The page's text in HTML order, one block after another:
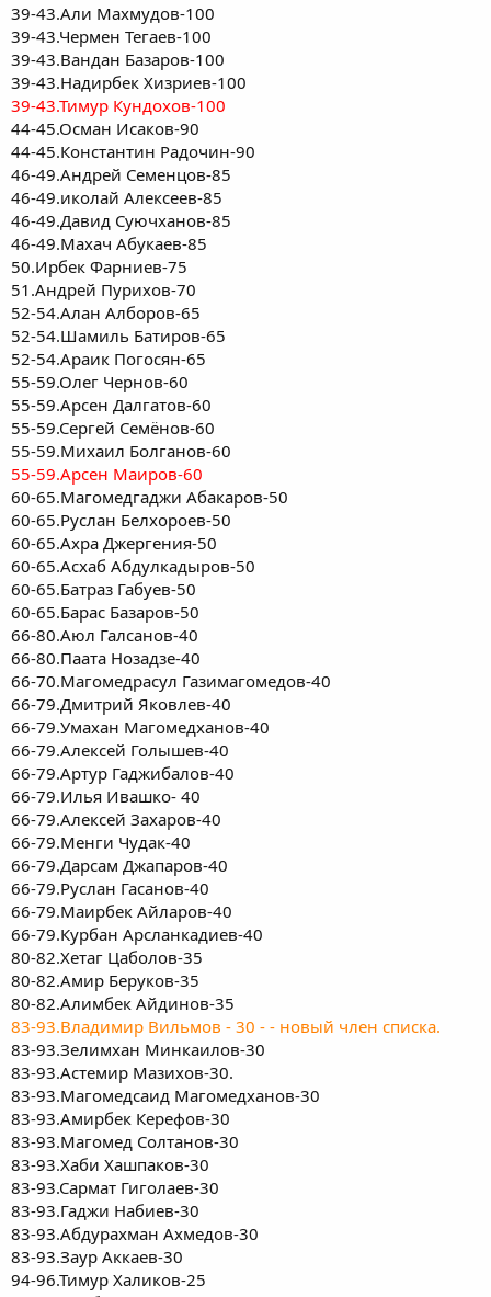
39-43.Али Махмудов-100
39-43.Чермен Тегаев-100
39-43.Вандан Базаров-100
39-43.Надирбек Хизриев-100
39-43.Тимур Кундохов-100
44-45.Осман Исаков-90
44-45.Константин Радочин-90
46-49.Андрей Семенцов-85
46-49.иколай Алексеев-85
46-49.Давид Суючханов-85
46-49.Махач Абукаев-85
50.Ирбек Фарниев-75
51.Андрей Пурихов-70
52-54.Алан Алборов-65
52-54.Шамиль Батиров-65
52-54.Араик Погосян-65
55-59.Олег Чернов-60
55-59.Арсен Далгатов-60
55-59.Сергей Семёнов-60
55-59.Михаил Болганов-60
55-59.Арсен Маиров-60
60-65.Магомедгаджи Абакаров-50
60-65.Руслан Белхороев-50
60-65.Ахра Джергения-50
60-65.Асхаб Абдулкадыров-50
60-65.Батраз Габуев-50
60-65.Барас Базаров-50
66-80.Аюл Галсанов-40
66-80.Паата Нозадзе-40
66-70.Магомедрасул Газимагомедов-40
66-79.Дмитрий Яковлев-40
66-79.Умахан Магомедханов-40
66-79.Алексей Голышев-40
66-79.Артур Гаджибалов-40
66-79.Илья Ивашко- 40
66-79.Алексей Захаров-40
66-79.Менги Чудак-40
66-79.Дарсам Джапаров-40
66-79.Руслан Гасанов-40
66-79.Маирбек Айларов-40
66-79.Курбан Арсланкадиев-40
80-82.Хетаг Цаболов-35
80-82.Амир Беруков-35
80-82.Алимбек Айдинов-35
83-93.Владимир Вильмов - 30 - - новый член списка.
83-93.Зелимхан Минкаилов-30
83-93.Астемир Мазихов-30.
83-93.Магомедсаид Магомедханов-30
83-93.Амирбек Керефов-30
83-93.Магомед Солтанов-30
83-93.Хаби Хашпаков-30
83-93.Сармат Гиголаев-30
83-93.Гаджи Набиев-30
83-93.Абдурахман Ахмедов-30
83-93.Заур Аккаев-30
94-96.Тимур Халиков-25